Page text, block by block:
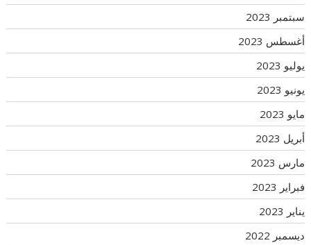
سبتمبر 2023
أغسطس 2023
يوليو 2023
يونيو 2023
مايو 2023
أبريل 2023
مارس 2023
فبراير 2023
يناير 2023
ديسمبر 2022